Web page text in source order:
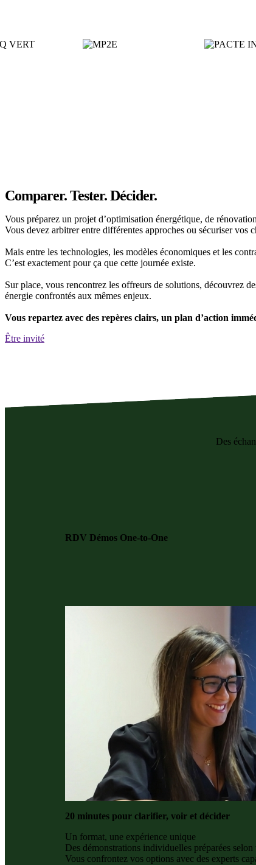
Comparer. Tester. Décider.
Vous préparez un projet d’optimisation énergétique, de
Vous devez arbitrer entre différentes approches ou sécuriser vos
Mais entre les technologies, les modèles économiques et les
C’est exactement pour ça que cette journée existe.
Sur place, vous rencontrez les offreurs de solutions, découvrez
énergie confrontés aux mêmes enjeux.
Vous repartez avec des repères clairs, un plan d’action
Être invité
Des
RDV Démos One-to-One
20 minutes pour clarifier, voir et décider
Un format, une expérience unique
Des démonstrations individuelles préparées
Vous confrontez vos options avec des experts